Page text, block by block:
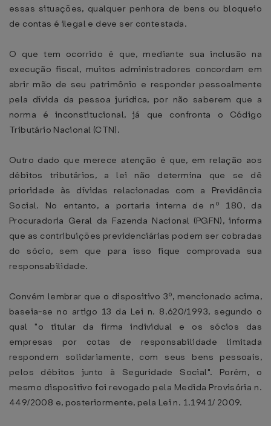
essas situações, qualquer penhora de bens ou bloqueio
de contas é ilegal e deve ser contestada.
O que tem ocorrido é que, mediante sua inclusão na
execução fiscal, muitos administradores concordam em
abrir mão de seu patrimônio e responder pessoalmente
pela dívida da pessoa jurídica, por não saberem que a
norma é inconstitucional, já que confronta o Código
Tributário Nacional (CTN).
Outro dado que merece atenção é que, em relação aos
débitos tributários, a lei não determina que se dê
prioridade às dívidas relacionadas com a Previdência
Social. No entanto, a portaria interna de nº 180, da
Procuradoria Geral da Fazenda Nacional (PGFN), informa
que as contribuições previdenciárias podem ser cobradas
do sócio, sem que para isso fique comprovada sua
responsabilidade.
Convém lembrar que o dispositivo 3º, mencionado acima,
baseia-se no artigo 13 da Lei n. 8.620/1993, segundo o
qual "o titular da firma individual e os sócios das
empresas por cotas de responsabilidade limitada
respondem solidariamente, com seus bens pessoais,
pelos débitos junto à Seguridade Social". Porém, o
mesmo dispositivo foi revogado pela Medida Provisória n.
449/2008 e, posteriormente, pela Lei n. 1.1941/ 2009.